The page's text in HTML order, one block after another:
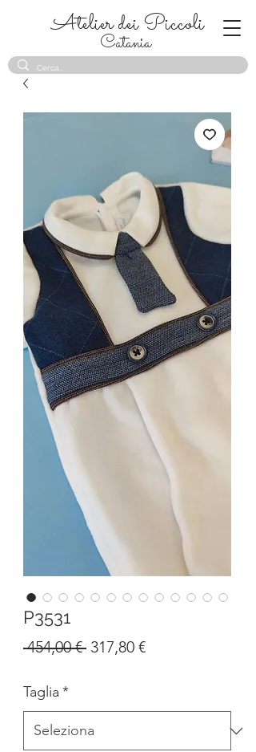
Atelier dei Piccoli
Catania
P3531
454,00 € Prezzo
317,80 €Prezzo
Taglia *